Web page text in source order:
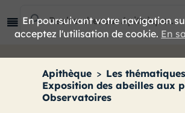
Apithèque > Les thématiques
Exposition des abeilles aux
Observatoires
En poursuivant votre navigation
acceptez l'utilisation de cookie. En